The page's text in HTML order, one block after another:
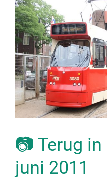
📷 Terug
juni 2011